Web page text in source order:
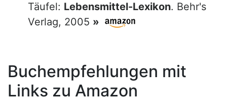
Täufel: Lebensmittel-Lexikon. Behr's
Verlag, 2005 »
Buchempfehlungen mit
Links zu Amazon